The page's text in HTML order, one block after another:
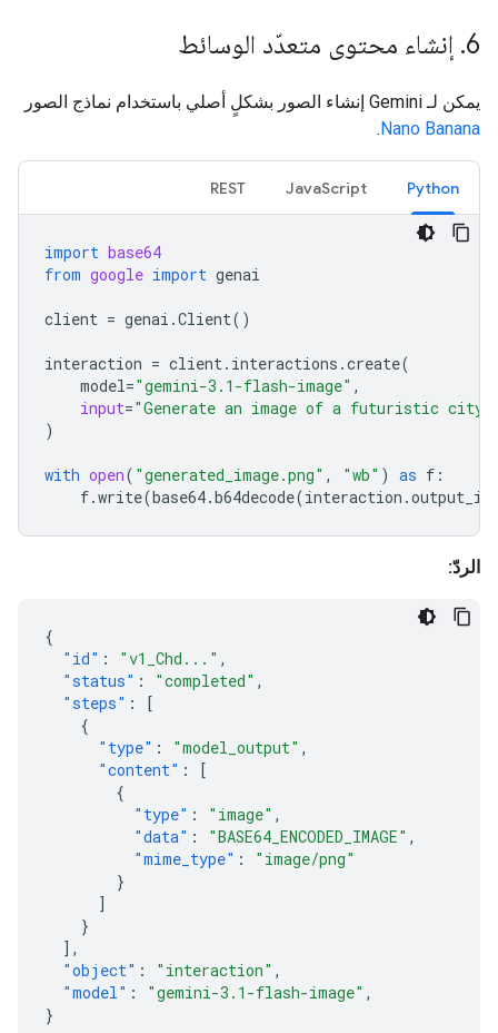
6
. إنشاء محتوى متعدّد الوسائط
يمكن لـ Gemini إنشاء الصور بشكلٍ أصلي باستخدام نماذج الصور
Nano Banana
.
Python
JavaScript
REST
import base64
from google import genai
client = genai .Client()
interaction = client. interactions .create(
model="gemini-3.1-flash-image" ,
input="Generate an image of a futuristic city
)
with open( "generated_image.png" , "wb" ) as f :
f.write(base64.b64decode(interaction .
الردّ:
{
"id" : "v1_Chd..." ,
"status" : "completed" ,
"steps" :
[
{
"type" : "model_output" ,
"content" :
[
{
"type" : "image" ,
"data" : "BASE64_ENCODED_IMAGE" ,
"mime_type" :
"image/png"
}
]
}
],
"object" : "interaction" ,
"model" : "gemini-3.1-flash-image" ,
}